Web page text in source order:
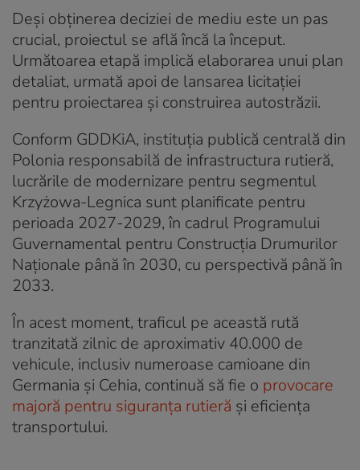
Deși obținerea deciziei de mediu este un pas
crucial, proiectul se află încă la început.
Următoarea etapă implică elaborarea unui plan
detaliat, urmată apoi de lansarea licitației
pentru proiectarea și construirea autostrăzii.
Conform GDDKiA, instituția publică centrală din
Polonia responsabilă de infrastructura rutieră,
lucrările de modernizare pentru segmentul
Krzyżowa-Legnica sunt planificate pentru
perioada 2027-2029, în cadrul Programului
Guvernamental pentru Construcția Drumurilor
Naționale până în 2030, cu perspectivă până în
2033.
În acest moment, traficul pe această rută
tranzitată zilnic de aproximativ 40.000 de
vehicule, inclusiv numeroase camioane din
Germania și Cehia, continuă să fie o provocare
majoră pentru siguranța rutieră și eficiența
transportului.